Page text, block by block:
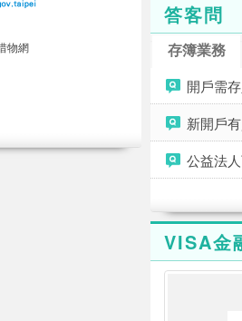
物網
答客問
存簿業務
開戶需
新開戶
公益法
VISA金